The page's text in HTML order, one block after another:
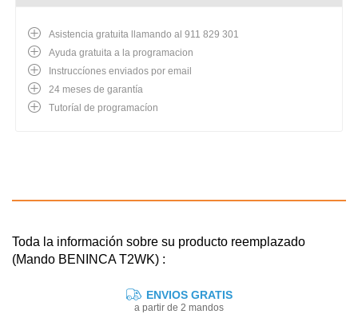
Asistencia gratuita llamando al 911 829 301
Ayuda gratuita a la programacion
Instruccíones enviados por email
24 meses de garantía
Tutoríal de programacíon
Toda la información sobre su producto reemplazado
(Mando BENINCA T2WK) :
ENVIOS GRATIS
a partir de 2 mandos